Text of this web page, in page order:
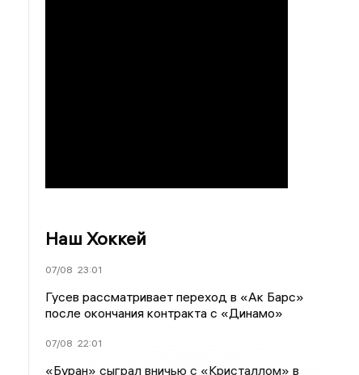
Наш Хоккей
07/08 23:01
Гусев рассматривает переход в «Ак Барс»
после окончания контракта с «Динамо»
07/08 22:01
«Буран» сыграл вничью с «Кристаллом» в